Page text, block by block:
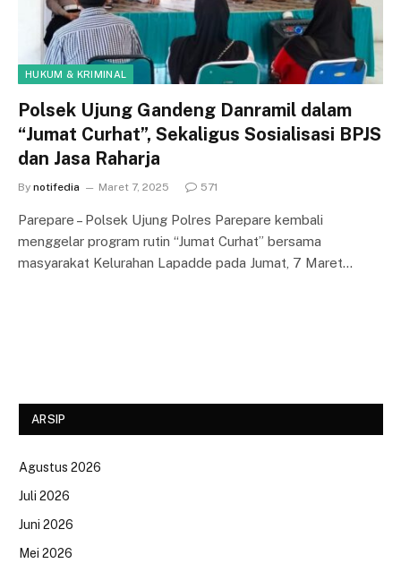
HUKUM & KRIMINAL
Polsek Ujung Gandeng Danramil dalam
“Jumat Curhat”, Sekaligus Sosialisasi BPJS
dan Jasa Raharja
By notifedia Maret 7, 2025 571
Parepare – Polsek Ujung Polres Parepare kembali
menggelar program rutin “Jumat Curhat” bersama
masyarakat Kelurahan Lapadde pada Jumat, 7 Maret…
ARSIP
Agustus 2026
Juli 2026
Juni 2026
Mei 2026